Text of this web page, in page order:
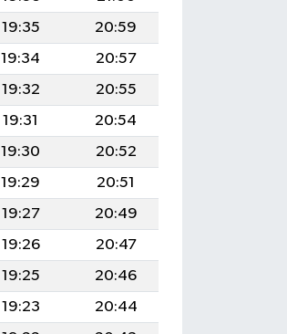
19:35
20:59
19:34
20:57
19:32
20:55
19:31
20:54
19:30
20:52
19:29
20:51
19:27
20:49
19:26
20:47
19:25
20:46
19:23
20:44